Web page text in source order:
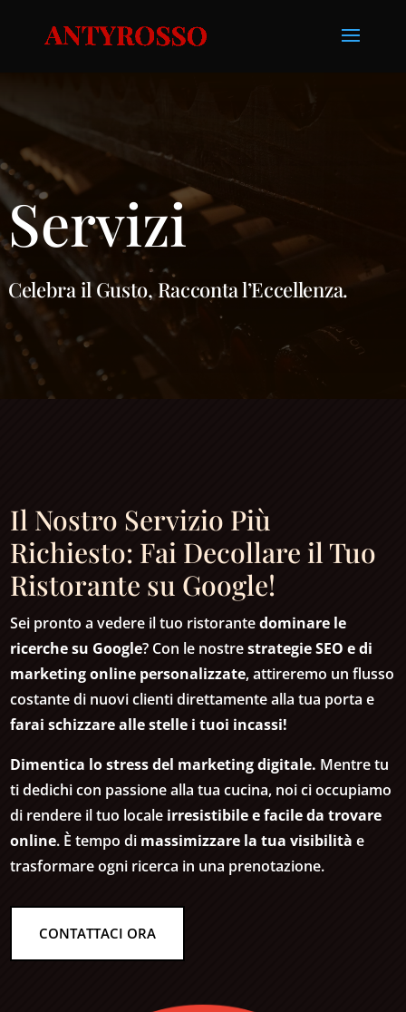
Servizi
Celebra il Gusto, Racconta l’Eccellenza.
Il Nostro Servizio Più
Richiesto: Fai Decollare il Tuo
Ristorante su Google!
Sei pronto a vedere il tuo ristorantedominare le
ricerche su Google? Con le nostrestrategie SEO e di
marketing online personalizzate, attireremo un flusso
costante di nuovi clienti direttamente alla tua porta e
farai schizzare alle stelle i tuoi incassi!
Dimentica lo stress del marketing digitale. Mentre tu
ti dedichi con passione alla tua cucina, noi ci occupiamo
di rendere il tuo locale irresistibile e facile da trovare
online. È tempo di massimizzare la tua visibilità e
trasformare ogni ricerca in una prenotazione.
CONTATTACI ORA